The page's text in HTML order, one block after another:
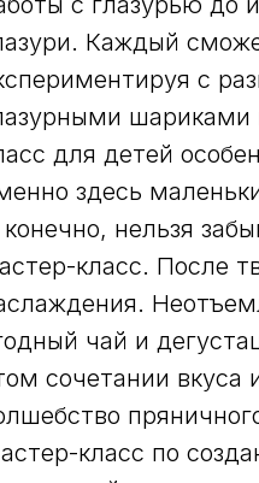
Каждый
с
для детей
здесь
нельзя
класс. После
чай и
сочетании вкуса
класс по